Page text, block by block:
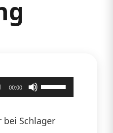
00:00
Pfeiltasten
bei Schlager